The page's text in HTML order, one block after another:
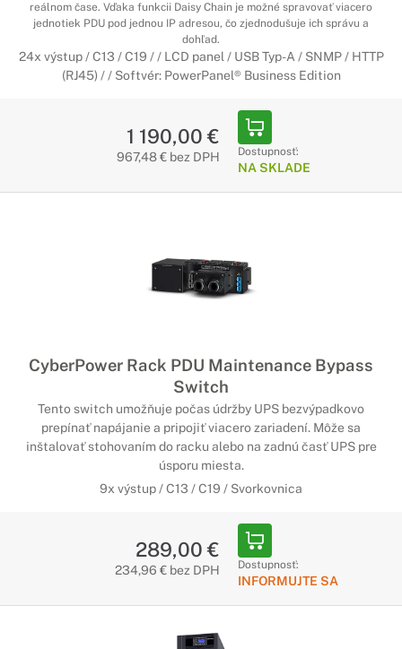
reálnom čase. Vďaka funkcii Daisy Chain je možné spravovať viacero
jednotiek PDU pod jednou IP adresou, čo zjednodušuje ich správu a
dohľad.
24x výstup / C13 / C19 / / LCD panel / USB Typ-A / SNMP / HTTP
(RJ45) / / Softvér: PowerPanel® Business Edition
1 190,00 €
967,48 € bez DPH Dostupnosť:
NA SKLADE
CyberPower Rack PDU Maintenance Bypass
Switch
Tento switch umožňuje počas údržby UPS bezvýpadkovo
prepínať napájanie a pripojiť viacero zariadení. Môže sa
inštalovať stohovaním do racku alebo na zadnú časť UPS pre
úsporu miesta.
9x výstup / C13 / C19 / Svorkovnica
289,00 €
234,96 € bez DPH Dostupnosť:
INFORMUJTE SA